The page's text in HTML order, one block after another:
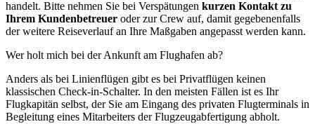
handelt. Bitte nehmen Sie bei Verspätungen kurzen Kontakt zu
Ihrem Kundenbetreuer oder zur Crew auf, damit gegebenenfalls
der weitere Reiseverlauf an Ihre Maßgaben angepasst werden kann.
Wer holt mich bei der Ankunft am Flughafen ab?
Anders als bei Linienflügen gibt es bei Privatflügen keinen
klassischen Check-in-Schalter. In den meisten Fällen ist es Ihr
Flugkapitän selbst, der Sie am Eingang des privaten Flugterminals in
Begleitung eines Mitarbeiters der Flugzeugabfertigung abholt.